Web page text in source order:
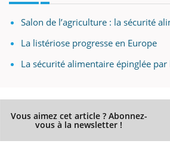
Salon de l’agriculture : la sécurité
La listériose progresse en Europe
La sécurité alimentaire épinglée
Vous aimez cet article ? Abonnez-
vous à la newsletter !